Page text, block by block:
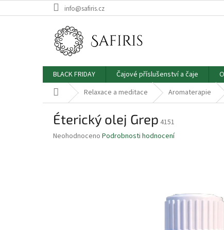
na
info@safiris.cz
BLACK FRIDAY Čajové příslušenství a čaje
Domů Relaxace a meditace Aromaterapie
Éterický olej Grep 4151
Průměrné
Neohodnoceno Podrobnosti hodnocení